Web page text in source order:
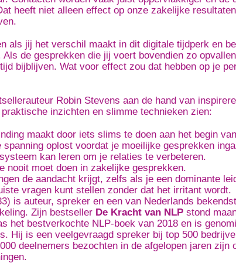
heeft niet alleen effect op onze zakelijke
als jij het verschil maakt in dit digitale tijdperk en
Als de gesprekken die jij voert bovendien zo
bijblijven. Wat voor effect zou dat hebben op je
Robin Stevens aan de hand van
inzichten en slimme technieken zien:
maakt door iets slims te doen aan het begin
spanning oplost voordat je moeilijke gesprekken
kan leren om je relaties te verbeteren.
nooit moet doen in zakelijke gesprekken.
de aandacht krijgt, zelfs als je een dominante
vragen kunt stellen zonder dat het irritant wordt.
is auteur, spreker en een van Nederlands
Zijn bestseller De Kracht van NLP stond
het bestverkochte NLP-boek van 2018 en is
Hij is een veelgevraagd spreker bij top 500
deelnemers bezochten in de afgelopen jaren zijn